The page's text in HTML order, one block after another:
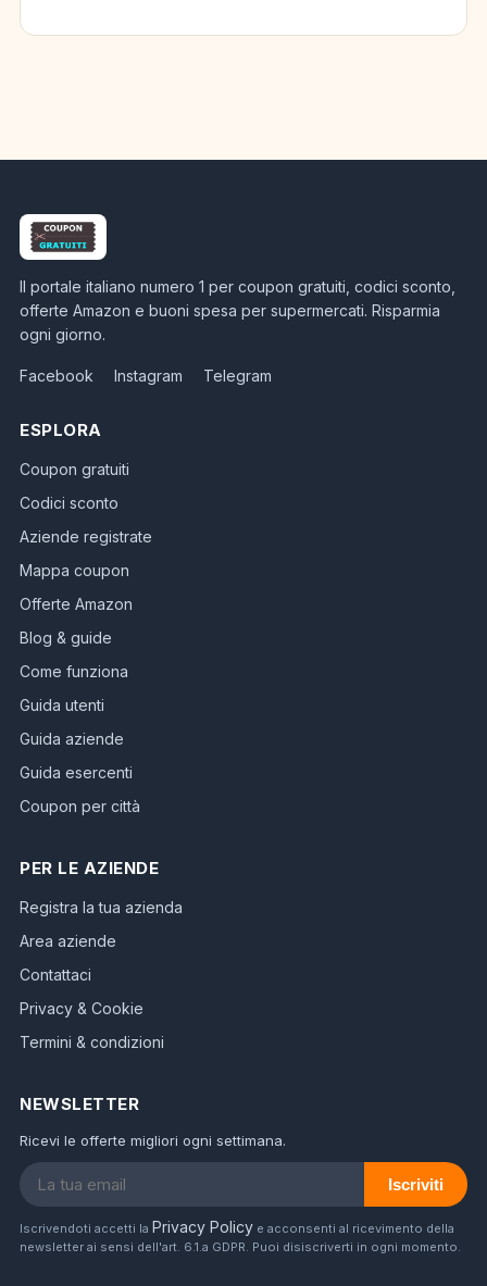
Il portale italiano numero 1 per coupon gratuiti, codici sconto,
offerte Amazon e buoni spesa per supermercati. Risparmia
ogni giorno.
Facebook Instagram Telegram
ESPLORA
Coupon gratuiti
Codici sconto
Aziende registrate
Mappa coupon
Offerte Amazon
Blog & guide
Come funziona
Guida utenti
Guida aziende
Guida esercenti
Coupon per città
PER LE AZIENDE
Registra la tua azienda
Area aziende
Contattaci
Privacy & Cookie
Termini & condizioni
NEWSLETTER
Ricevi le offerte migliori ogni settimana.
Iscriviti
Iscrivendoti accetti la Privacy Policy e acconsenti al ricevimento della
newsletter ai sensi dell'art. 6.1.a GDPR. Puoi disiscriverti in ogni momento.